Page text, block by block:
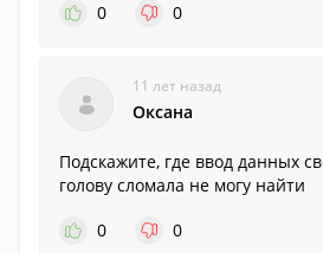
0
0
11 лет назад
Оксана
Подскажите, где ввод данных
голову сломала не могу найти
0
0